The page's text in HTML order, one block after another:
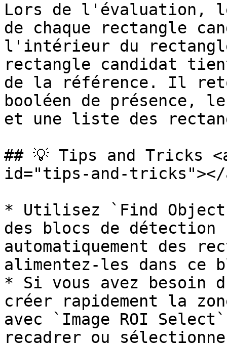
Lors de l'évaluation,
de chaque rectangle
l'intérieur du
rectangle candidat
de la référence. Il
booléen de présence, le
et une liste des
## 💡 Tips and Tricks
id="tips-and-tricks"></
* Utilisez `Find
des blocs de
automatiquement des
alimentez-les dans ce
* Si vous avez besoin
créer rapidement la
avec `Image ROI
recadrer ou